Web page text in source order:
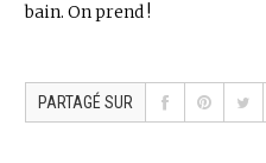
bain. On prend !
PARTAGÉ SUR